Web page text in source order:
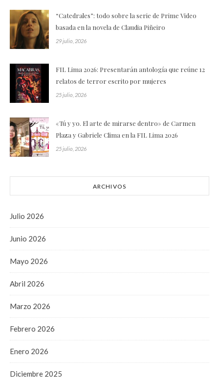
“Catedrales”: todo sobre la serie de Prime Video
basada en la novela de Claudia Piñeiro
29 julio, 2026
FIL Lima 2026: Presentarán antología que reúne 12
relatos de terror escrito por mujeres
25 julio, 2026
«Tú y yo. El arte de mirarse dentro» de Carmen
Plaza y Gabriele Clima en la FIL Lima 2026
25 julio, 2026
ARCHIVOS
Julio 2026
Junio 2026
Mayo 2026
Abril 2026
Marzo 2026
Febrero 2026
Enero 2026
Diciembre 2025